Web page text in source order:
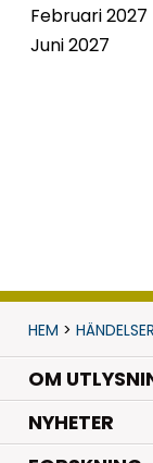
Februari 2027
Juni 2027
HEM > HÄNDELSER
OM
NYHETER.